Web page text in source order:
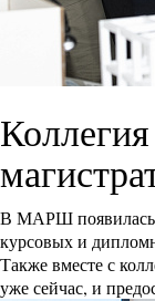
В МАРШ появилась
курсовых и
Также вместе с
уже сейчас, и